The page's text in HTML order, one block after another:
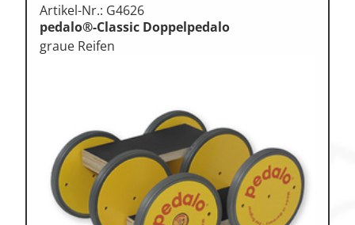
Artikel-Nr.: G4626
pedalo®-Classic Doppelpedalo
graue Reifen